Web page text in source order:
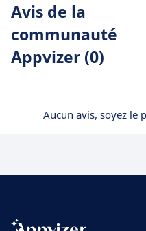
Avis de la
communauté
Appvizer (0)
Aucun avis, soyez le